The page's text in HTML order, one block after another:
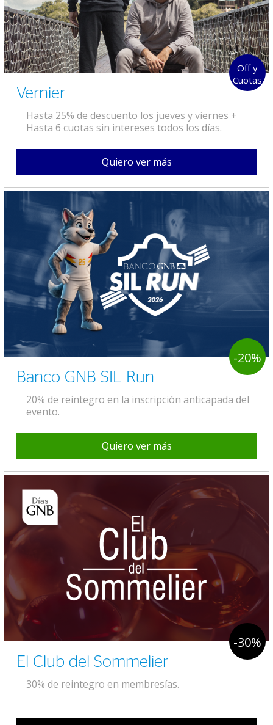
Off y
Cuotas
Vernier
Hasta 25% de descuento los jueves y viernes +
Hasta 6 cuotas sin intereses todos los días.
Quiero ver más
-20%
Banco GNB SIL Run
20% de reintegro en la inscripción anticapada del
evento.
Quiero ver más
-30%
El Club del Sommelier
30% de reintegro en membresías.